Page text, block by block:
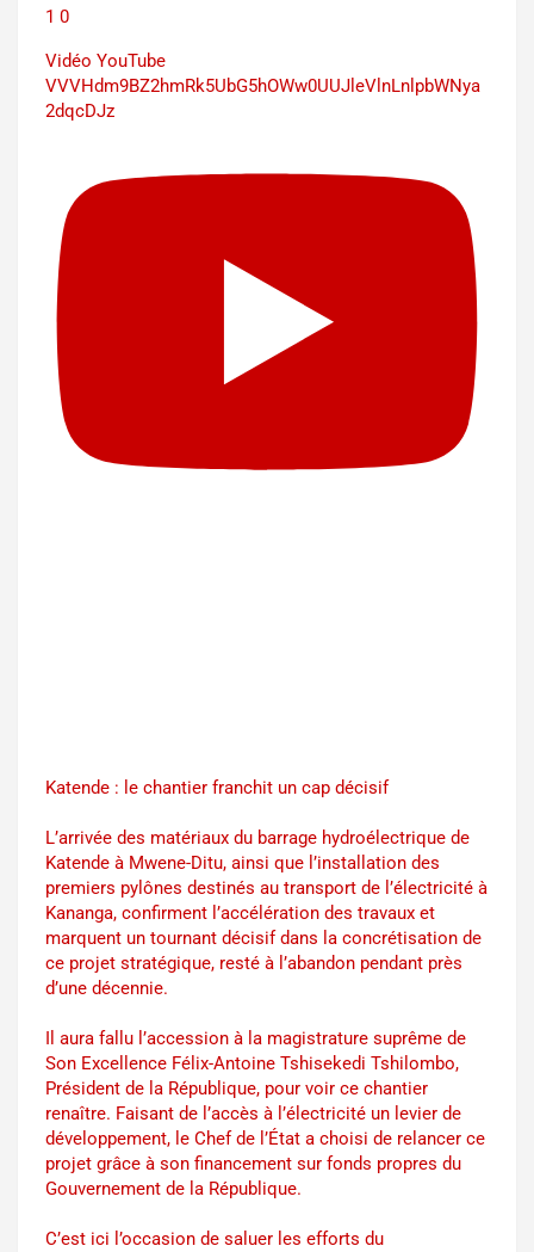
1 0
Vidéo YouTube
VVVHdm9BZ2hmRk5UbG5hOWw0UUJleVlnLnlpbWNya
2dqcDJz
Katende : le chantier franchit un cap décisif
L’arrivée des matériaux du barrage hydroélectrique de
Katende à Mwene-Ditu, ainsi que l’installation des
premiers pylônes destinés au transport de l’électricité à
Kananga, confirment l’accélération des travaux et
marquent un tournant décisif dans la concrétisation de
ce projet stratégique, resté à l’abandon pendant près
d’une décennie.
Il aura fallu l’accession à la magistrature suprême de
Son Excellence Félix-Antoine Tshisekedi Tshilombo,
Président de la République, pour voir ce chantier
renaître. Faisant de l’accès à l’électricité un levier de
développement, le Chef de l’État a choisi de relancer ce
projet grâce à son financement sur fonds propres du
Gouvernement de la République.
C’est ici l’occasion de saluer les efforts du